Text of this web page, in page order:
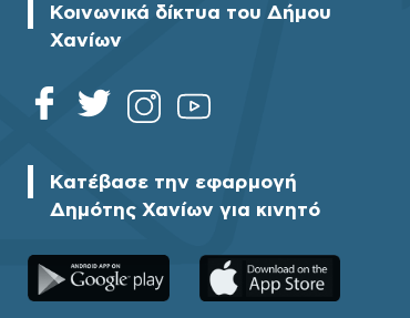
Κοινωνικά δίκτυα του Δήμου
Χανίων
Κατέβασε την εφαρμογή
Δημότης Χανίων για κινητό